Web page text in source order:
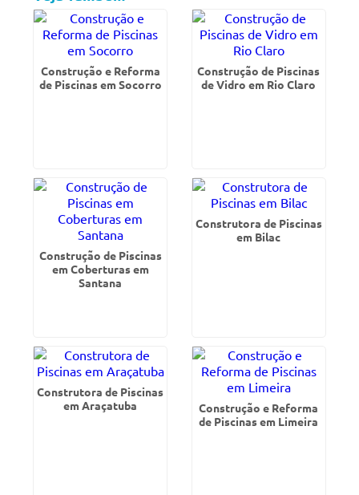
Construção e Reforma
de Piscinas em Socorro
Construção de Piscinas
de Vidro em Rio Claro
Construção de Piscinas
em Coberturas em
Santana
Construtora de Piscinas
em Bilac
Construtora de Piscinas
em Araçatuba
Construção e Reforma
de Piscinas em Limeira